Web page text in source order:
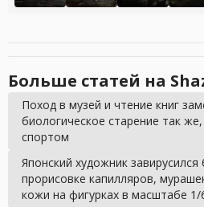
Больше статей на
Поход в музей и чтение книг
биологическое старение так же,
спортом
Японский художник завирусился
прорисовке капилляров,
кожи на фигурках в масштабе 1/